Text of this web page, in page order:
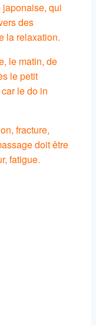
qui
des
la relaxation.
le matin, de
le petit
le do in
fracture,
doit être
fatigue.